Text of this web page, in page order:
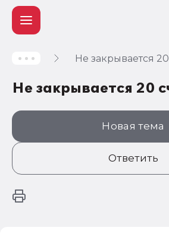
Не закрывается 20
Не закрывается 20
Новая тема
Ответить
Учет и